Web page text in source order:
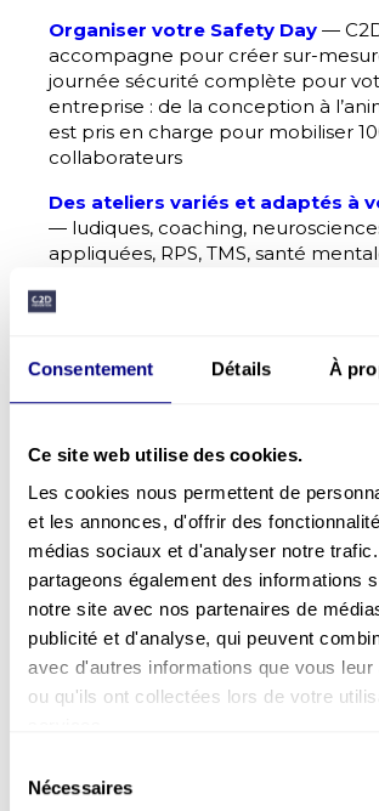
Consentement Détails À
Ce site web utilise des cookies.
Les cookies nous permettent de
et les annonces, d'offrir des
médias sociaux et d'analyser notre
partageons également des informations
notre site avec nos partenaires de
publicité et d'analyse, qui peuvent
avec d'autres informations que vous leur
ou qu'ils ont collectées lors de votre
Nécessaires
Organiser votre Safety Day —
accompagne pour créer sur-
journée sécurité complète pour
entreprise : de la conception à
est pris en charge pour mobiliser
collaborateurs
Des ateliers variés et adaptés à
— ludiques, coaching,
appliquées, RPS, TMS, santé
secteur, vos problématiques et
Des conférences captivantes qui
l’action— nos experts délivrent des
prise de conscience en
responsabilités légales
Certification Qualiopi — formations
par les OPCO — équipe FR / EN / ES
Découvrir tous nos ateliers →